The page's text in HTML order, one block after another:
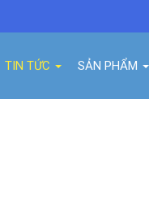
TIN TỨC SẢN PHẨM